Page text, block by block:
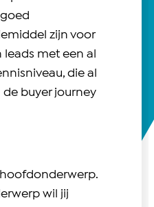
zijn voor
leads met een al
die al
de buyer journey
wil jij